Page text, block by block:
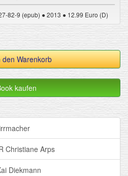
82-9 (epub) ● 2013 ● 12.99 Euro (D)
den Warenkorb
kaufen
Christiane Arps
Diekmann